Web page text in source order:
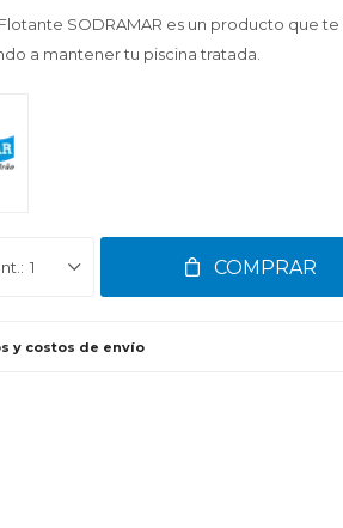
SODRAMAR es un producto que
a mantener tu piscina tratada.
1 COMPRAR
y costos de envío